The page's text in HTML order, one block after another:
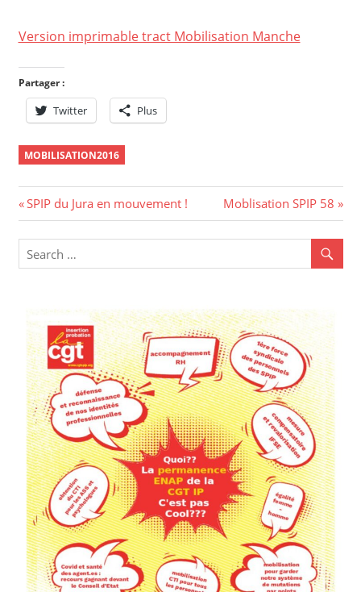
Version imprimable tract Mobilisation Manche
Partager :
Twitter Plus
MOBILISATION2016
Navigation
de
l’article
Previous
Post:
SPIP du Jura en mouvement !
Next
Post:
Moblisation SPIP 58